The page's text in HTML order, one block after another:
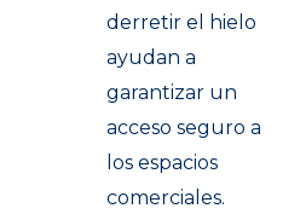
derretir el hielo
ayudan a
garantizar un
acceso seguro a
los espacios
comerciales.